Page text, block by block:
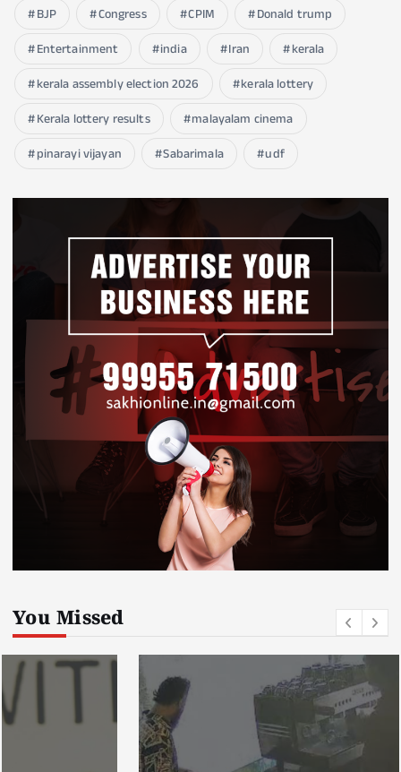
BJP Congress CPIM
Donald trump
Entertainment
india Iran
kerala
kerala assembly election 2026
kerala lottery
Kerala lottery results
malayalam cinema
pinarayi vijayan
Sabarimala udf
You Missed